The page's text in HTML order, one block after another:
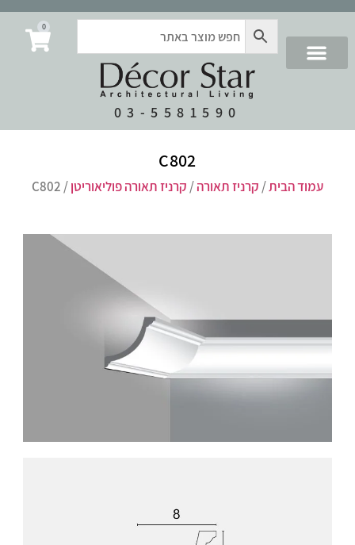
03-5581590
0
C802
עמוד הבית/ קרניז תאורה/ קרניז תאורה פוליאוריטן/ C802